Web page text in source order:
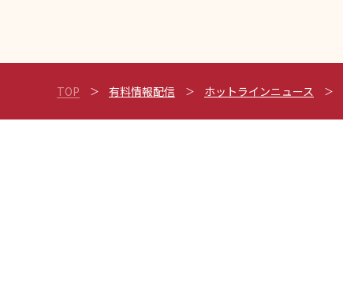
TOP 有料情報配信 ホットラインニュース